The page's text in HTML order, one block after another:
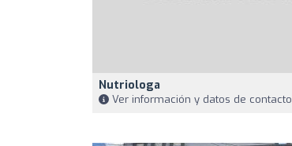
Nutriologa
Ver información y datos de contacto